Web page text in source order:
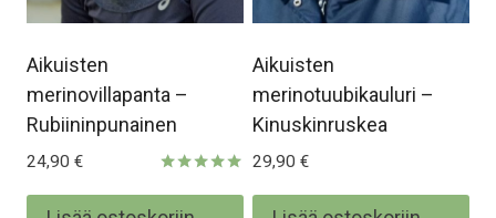
Aikuisten
merinovillapanta –
Rubiininpunainen
24,90 €
Aikuisten
merinotuubikauluri –
Kinuskinruskea
29,90 €